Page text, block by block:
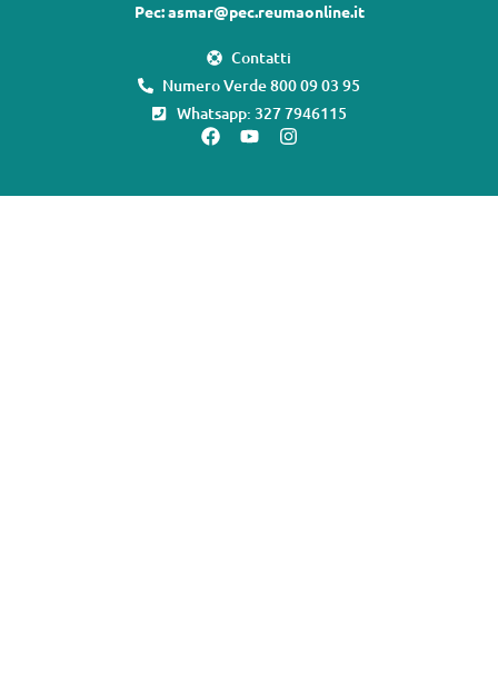
Pec: asmar@pec.reumaonline.it
Contatti
Numero Verde 800 09 03 95
Whatsapp: 327 7946115